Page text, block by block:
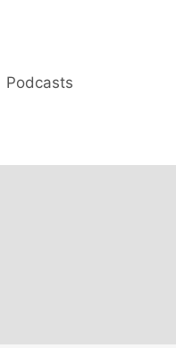
Podcasts